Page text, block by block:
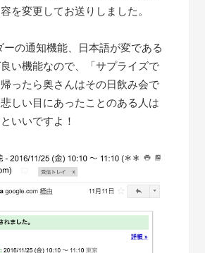
を変更してお送りしました。
の通知機能、日本語が変である
い機能なので、「サプライズで
ったら奥さんはその日飲み会で
しい目にあったことのある人は
いいですよ！